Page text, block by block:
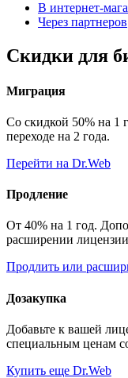
В интернет-
Через партнеров
Скидки для
Миграция
Со скидкой 50% на 1
переходе на 2 года.
Перейти на Dr.Web
Продление
От 40% на 1 год.
расширении
Продлить или
Дозакупка
Добавьте к вашей
специальным ценам
Купить еще Dr.Web